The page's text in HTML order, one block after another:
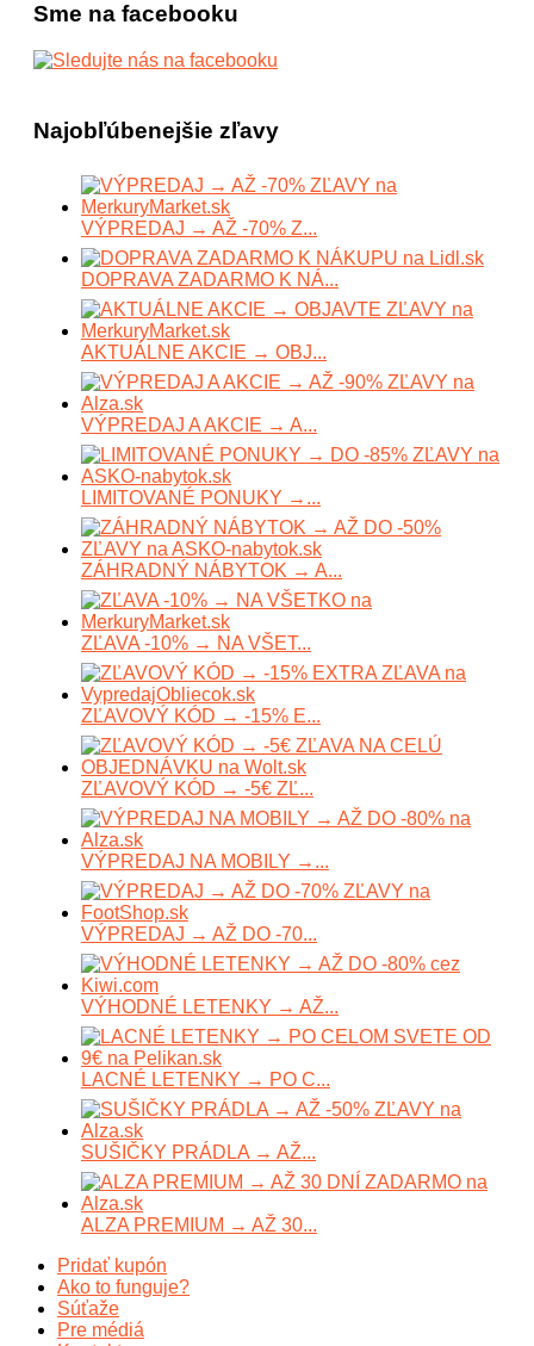
Sme na facebooku
Najobľúbenejšie zľavy
VÝPREDAJ → AŽ -70% Z...
DOPRAVA ZADARMO K NÁ...
AKTUÁLNE AKCIE → OBJ...
VÝPREDAJ A AKCIE → A...
LIMITOVANÉ PONUKY →...
ZÁHRADNÝ NÁBYTOK → A...
ZĽAVA -10% → NA VŠET...
ZĽAVOVÝ KÓD → -15% E...
ZĽAVOVÝ KÓD → -5€ ZĽ...
VÝPREDAJ NA MOBILY →...
VÝPREDAJ → AŽ DO -70...
VÝHODNÉ LETENKY → AŽ...
LACNÉ LETENKY → PO C...
SUŠIČKY PRÁDLA → AŽ...
ALZA PREMIUM → AŽ 30...
Pridať kupón
Ako to funguje?
Súťaže
Pre médiá